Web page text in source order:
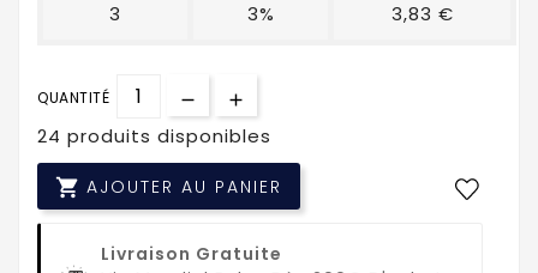
3 3% 3,83 €
QUANTITÉ
24 produits disponibles
 AJOUTER AU PANIER
Livraison Gratuite